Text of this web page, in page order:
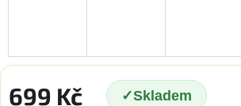
699 Kč Skladem